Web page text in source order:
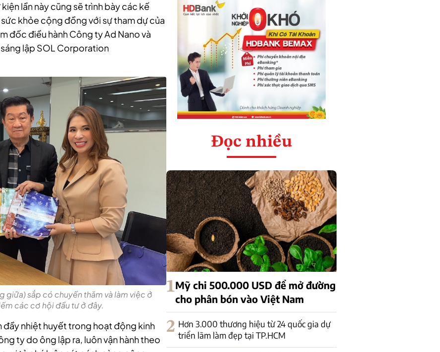
lần này cũng sẽ trình bày các kế
khỏe cộng đồng với sự tham dự của
đốc điều hành Công ty Ad Nano và
sáng lập SOL Corporation
giữa) sắp có chuyến thăm và làm việc ở
các cơ hội đầu tư ở đây.
đầy nhiệt huyết trong hoạt động kinh
ty do ông lập ra, luôn vận hành theo
Đọc nhiều
1Mỹ chi 500.000 USD để mở đường
cho phân bón vào Việt Nam
2 Hơn 3.000 thương hiệu từ 24 quốc gia dự
triển lãm làm đẹp tại TP.HCM